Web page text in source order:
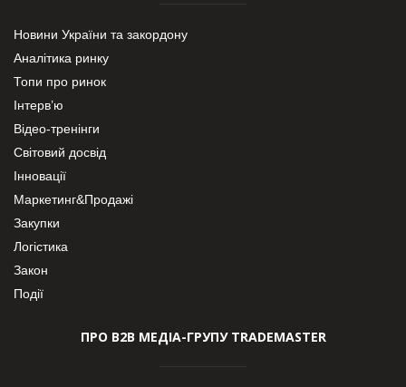
Новини України та закордону
Аналітика ринку
Топи про ринок
Інтерв’ю
Відео-тренінги
Світовий досвід
Інновації
Маркетинг&Продажі
Закупки
Логістика
Закон
Події
ПРО В2В МЕДІА-ГРУПУ TRADEMASTER